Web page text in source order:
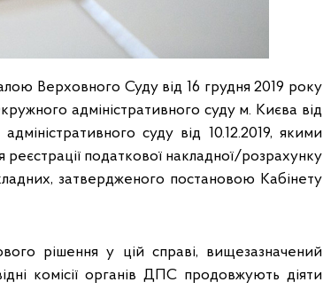
Верховного Суду від 16 грудня 2019 року
адміністративного суду м. Києва від
суду від 10.12.2019, якими
податкової накладної/розрахунку
затвердженого постановою Кабінету
рішення у цій справі, вищезазначений
комісії органів ДПС продовжують діяти